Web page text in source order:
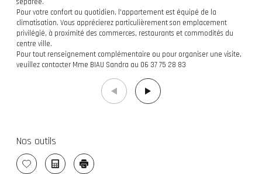
Pour votre confort au quotidien, l'appartement est équipé de la
climatisation. Vous apprécierez particulièrement son emplacement
privilégié, à proximité des commerces, restaurants et commodités du
centre ville.
Pour tout renseignement complémentaire ou pour organiser une visite,
veuillez contacter Mme BIAU Sandra au 06 37 75 28 83
Nos outils
SélectionnerCalculatriceImprimer